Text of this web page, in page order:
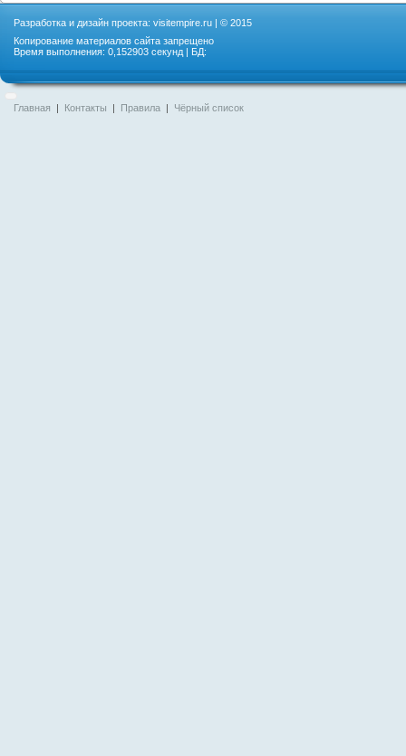
Разработка и дизайн проекта: visitempire.ru | © 2015
Копирование материалов сайта запрещено
Время выполнения: 0,152903 секунд | БД:
Главная | Контакты | Правила | Чёрный список